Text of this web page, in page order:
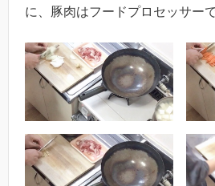
に、豚肉はフードプロセッサー